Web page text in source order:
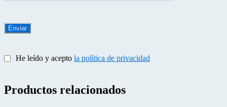
He leído y acepto la política de privacidad
Productos relacionados